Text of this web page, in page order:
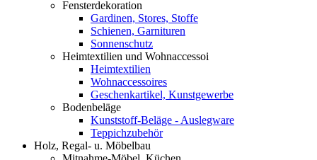
Fensterdekoration
Gardinen, Stores, Stoffe
Schienen, Garnituren
Sonnenschutz
Heimtextilien und Wohnaccessoi
Heimtextilien
Wohnaccessoires
Geschenkartikel, Kunstgewerbe
Bodenbeläge
Kunststoff-Beläge - Auslegware
Teppichzubehör
Holz, Regal- u. Möbelbau